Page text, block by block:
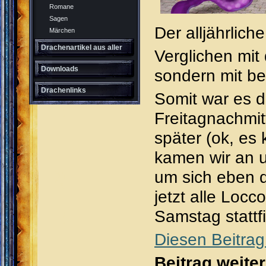
Romane
Sagen
Märchen
Drachenartikel aus aller
Welt
Downloads
Drachenlinks
Der
Verglichen
sondern mit
Somit war es
später (ok, es
kamen wir an
um sich eben
jetzt alle
Samstag
Diesen
Beitrag